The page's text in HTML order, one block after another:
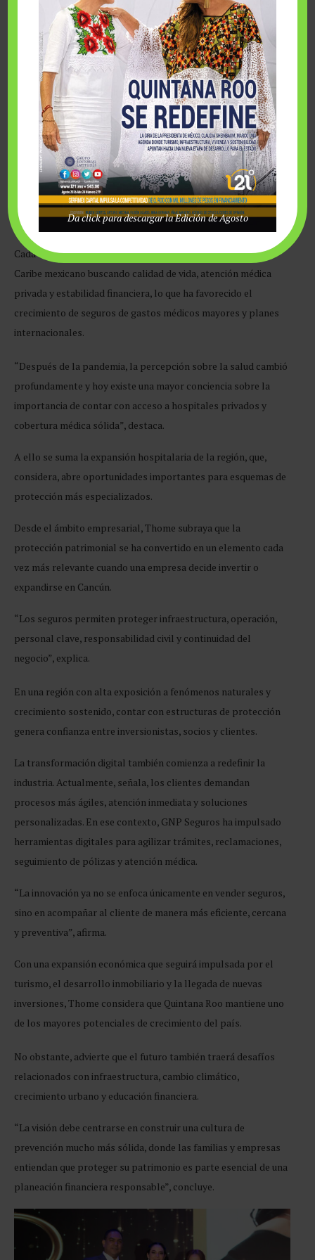
Salud, inversión y nuevos retos
El crecimiento de Cancún como destino residencial y de
turismo médico también ha impulsado nuevas oportunidades
para el sector asegurador.
Cada vez más extranjeros, expatriados y familias llegan al
Caribe mexicano buscando calidad de vida, atención médica
privada y estabilidad financiera, lo que ha favorecido el
crecimiento de seguros de gastos médicos mayores y planes
internacionales.
“Después de la pandemia, la percepción sobre la salud cambió
profundamente y hoy existe una mayor conciencia sobre la
importancia de contar con acceso a hospitales privados y
cobertura médica sólida”, destaca.
A ello se suma la expansión hospitalaria de la región, que,
considera, abre oportunidades importantes para esquemas de
protección más especializados.
Desde el ámbito empresarial, Thome subraya que la
protección patrimonial se ha convertido en un elemento cada
vez más relevante cuando una empresa decide invertir o
expandirse en Cancún.
“Los seguros permiten proteger infraestructura, operación,
personal clave, responsabilidad civil y continuidad del
negocio”, explica.
En una región con alta exposición a fenómenos naturales y
crecimiento sostenido, contar con estructuras de protección
genera confianza entre inversionistas, socios y clientes.
La transformación digital también comienza a redefinir la
industria. Actualmente, señala, los clientes demandan
procesos más ágiles, atención inmediata y soluciones
personalizadas. En ese contexto, GNP Seguros ha impulsado
herramientas digitales para agilizar trámites, reclamaciones,
seguimiento de pólizas y atención médica.
“La innovación ya no se enfoca únicamente en vender seguros,
sino en acompañar al cliente de manera más eficiente, cercana
y preventiva”, afirma.
Con una expansión económica que seguirá impulsada por el
turismo, el desarrollo inmobiliario y la llegada de nuevas
inversiones, Thome considera que Quintana Roo mantiene uno
de los mayores potenciales de crecimiento del país.
No obstante, advierte que el futuro también traerá desafíos
relacionados con infraestructura, cambio climático,
crecimiento urbano y educación financiera.
“La visión debe centrarse en construir una cultura de
prevención mucho más sólida, donde las familias y empresas
entiendan que proteger su patrimonio es parte esencial de una
planeación financiera responsable”, concluye.
Da click para descargar la Edición de Agosto